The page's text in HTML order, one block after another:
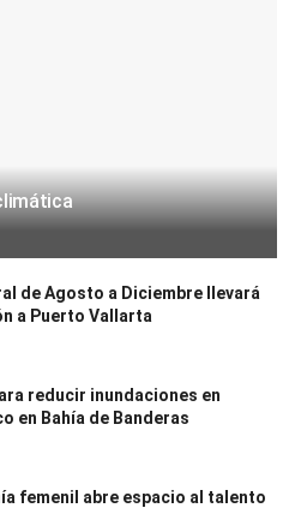
de Agosto a Diciembre llevará
a Puerto Vallarta
reducir inundaciones en
en Bahía de Banderas
femenil abre espacio al talento